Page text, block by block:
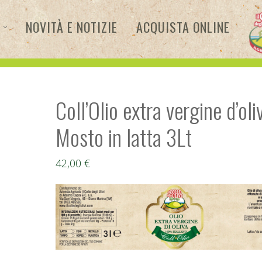
NOVITÀ E NOTIZIE ACQUISTA ONLINE
Coll’Olio extra vergine
Mosto in latta 3Lt
42,00 €